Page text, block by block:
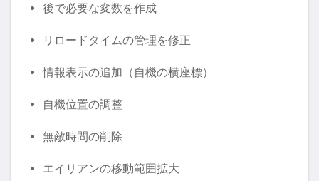
後で必要な変数を作成
リロードタイムの管理を修正
情報表示の追加（自機の横座標）
自機位置の調整
無敵時間の削除
エイリアンの移動範囲拡大